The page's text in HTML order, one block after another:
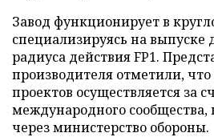
Завод функционирует в
специализируясь на выпуске
радиуса действия FP1.
производителя отметили,
проектов осуществляется за
международного сообщества,
через министерство обороны.